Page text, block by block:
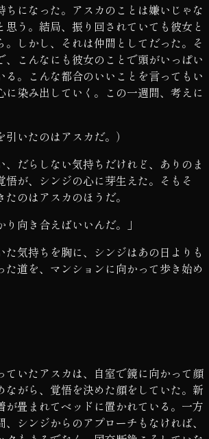
ちになった。アスカのことは嫌いじゃな
思う。結局、振り回されていても彼女と
。しかし、それは仲間としてだった。そ
、こんなにも彼女のことで頭がいっぱい
る。こんな都合のいいことを言ってもい
に染み出していく。この一週間、考えに
引いたのはアスカだ。）
、だらしない気持ちだけれど、ありのま
悟が、シンジの心に芽生えた。そもそ
のはアスカのほうだ。
り向き合えばいいんだ。」
た気持ちを胸に、シンジはあの日よりも
た道を、マンションに向かって歩き始め
ていたアスカは、自室で鏡に向かって顔
ながら、覚悟を決めた顔をしていた。新
が畳まれてベッドに置かれている。一方
シンジからのアプローチもなければ、